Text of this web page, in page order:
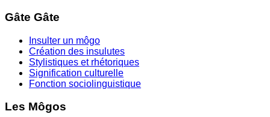
Gâte Gâte
Insulter un môgo
Création des insulutes
Stylistiques et rhétoriques
Signification culturelle
Fonction sociolinguistique
Les Môgos